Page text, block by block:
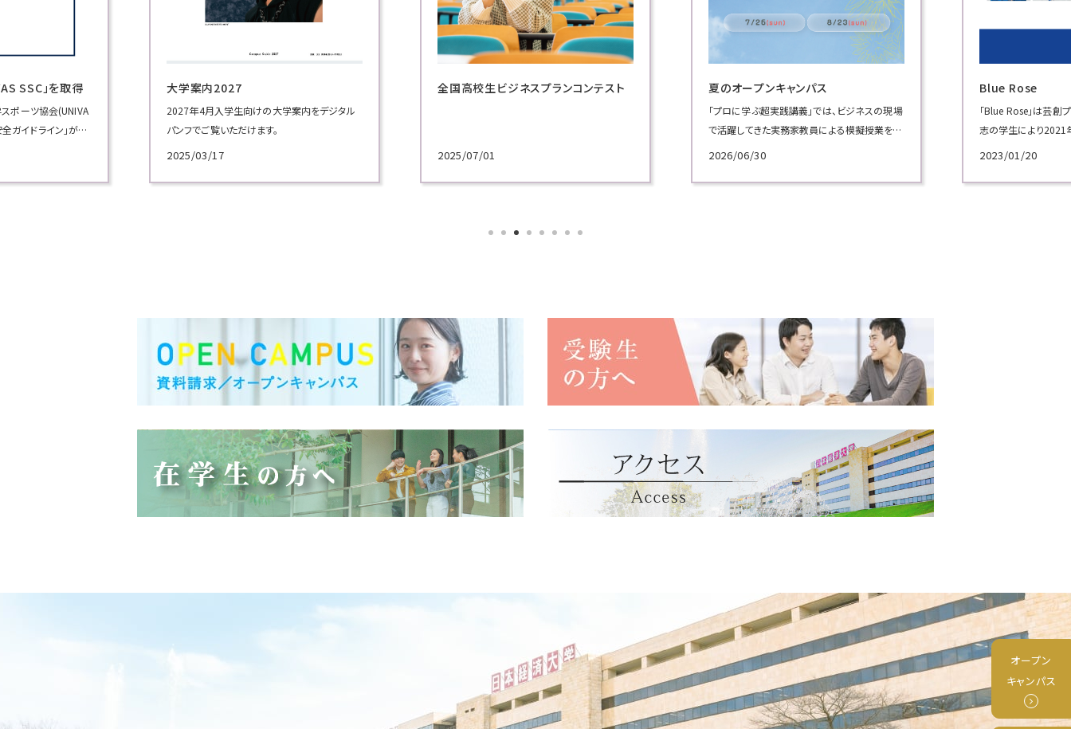
SSC」を取得
ポーツ協会(UNIVA
ガイドライン」が推
大学案内2027
2027年4月入学生向けの大学案内をデジタル
パンフでご覧いただけます。
2025/03/17
全国高校生ビジネスプランコンテスト
2025/07/01
夏のオープンキャンパス
「プロに学ぶ超実践講義」では、ビジネスの現場
で活躍してきた実務家教員による模擬授業を実
施！
講義を体験してください！
2026/06/30
Blue Rose
「Blue Rose」は芸創
志の学生により2021
広報プロジェクトチー
スを披露し、本学をPR
2023/01/20
オープン
キャンパス